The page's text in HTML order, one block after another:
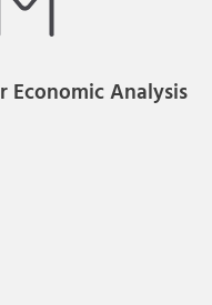
Economic Analysis